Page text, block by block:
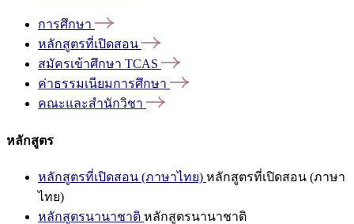
การศึกษา
หลักสูตรที่เปิดสอน
สมัครเข้าศึกษา TCAS
ค่าธรรมเนียมการศึกษา
คณะและสำนักวิชา
หลักสูตร
หลักสูตรที่เปิดสอน (ภาษาไทย) หลักสูตรที่เปิดสอน (ภาษา
ไทย)
หลักสูตรนานาชาติ หลักสูตรนานาชาติ